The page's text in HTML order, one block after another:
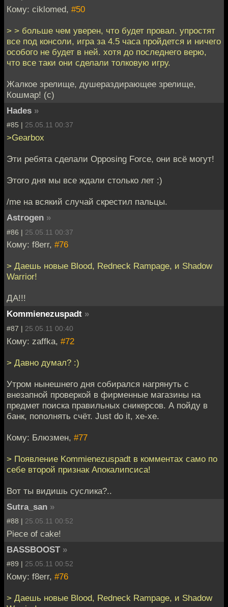
Кому: ciklomed, #50
> > больше чем уверен, что будет провал. упростят
все под консоли, игра за 4.5 часа пройдется и ничего
особого не будет в ней. хотя до последнего верю,
что все таки они сделали толковую игру.
Жалкое зрелище, душераздирающее зрелище,
Кошмар! (с)
Hades »
#85 | 25.05.11 00:37
>Gearbox
Эти ребята сделали Opposing Force, они всё могут!
Этого дня мы все ждали столько лет :)
/me на всякий случай скрестил пальцы.
Astrogen »
#86 | 25.05.11 00:37
Кому: f8err, #76
> Даешь новые Blood, Redneck Rampage, и Shadow
Warrior!
ДА!!!
Kommienezuspadt »
#87 | 25.05.11 00:40
Кому: zaffka, #72
> Давно думал? :)
Утром нынешнего дня собирался нагрянуть с
внезапной проверкой в фирменные магазины на
предмет поиска правильных сникерсов. А пойду в
банк, пополнять счёт. Just do it, хе-хе.
Кому: Блюзмен, #77
> Появление Kommienezuspadt в комментах само по
себе второй признак Апокалипсиса!
Вот ты видишь суслика?..
Sutra_san »
#88 | 25.05.11 00:52
Piece of cake!
BASSBOOST »
#89 | 25.05.11 00:52
Кому: f8err, #76
> Даешь новые Blood, Redneck Rampage, и Shadow